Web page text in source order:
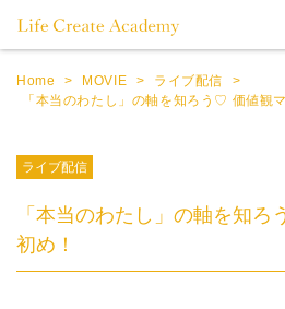
Home > MOVIE > ライブ配信
>
「本当のわたし」の軸を知ろう♡ 価値観
ライブ配信
「本当のわたし」の軸を知
初め！